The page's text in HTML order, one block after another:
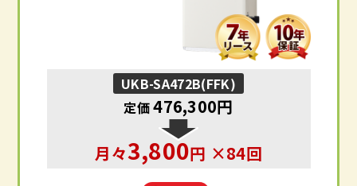
UKB-SA472B(FFK)
定価476,300円
月々3,800円 ×84回